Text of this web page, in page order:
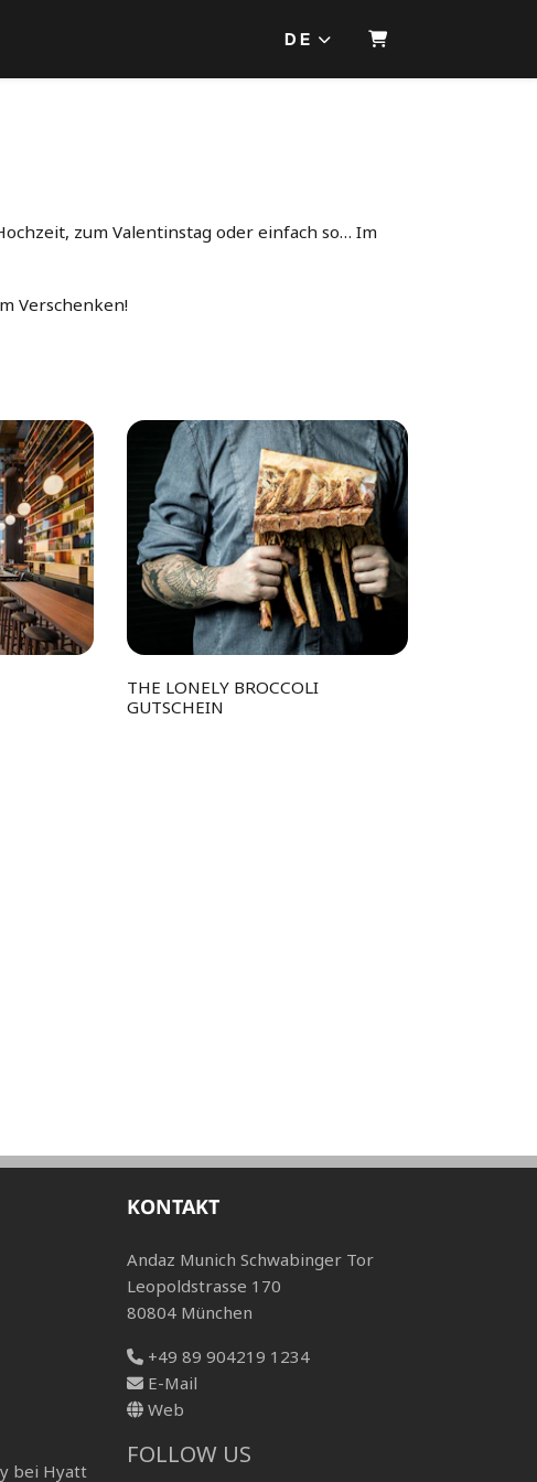
DE WARENKORB
zum Valentinstag oder einfach so… Im
Verschenken!
THE LONELY BROCCOLI
GUTSCHEIN
bei Hyatt
KONTAKT
Andaz Munich Schwabinger Tor
Leopoldstrasse 170
80804 München
+49 89 904219 1234
E-Mail
Web
FOLLOW US